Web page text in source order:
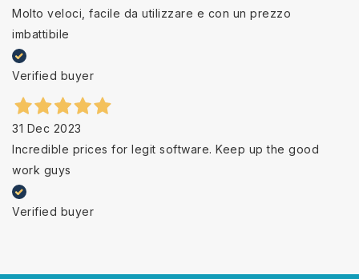
Molto veloci, facile da utilizzare e con un prezzo
imbattibile
Verified buyer
31 Dec 2023
Incredible prices for legit software. Keep up the good
work guys
Verified buyer